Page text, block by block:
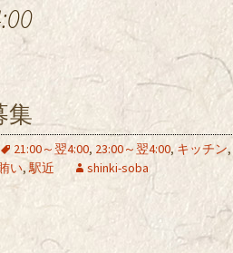
集
21:00～翌4:00, 23:00～翌4:00,キッチン,
い,駅近 shinki-soba